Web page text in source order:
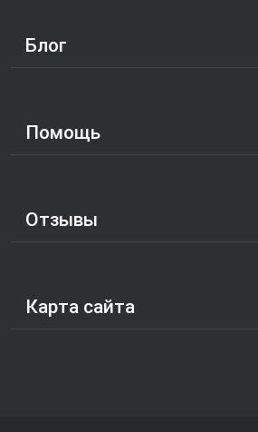
Блог
Помощь
Отзывы
Карта сайта